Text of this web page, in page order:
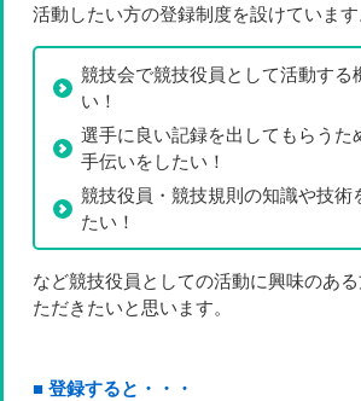
活動したい方の登録制度を設けています
競技会で競技役員として活動する
い！
選手に良い記録を出してもらうた
手伝いをしたい！
競技役員・競技規則の知識や技術
たい！
など競技役員としての活動に興味のあ
ただきたいと思います。
■ 登録すると・・・